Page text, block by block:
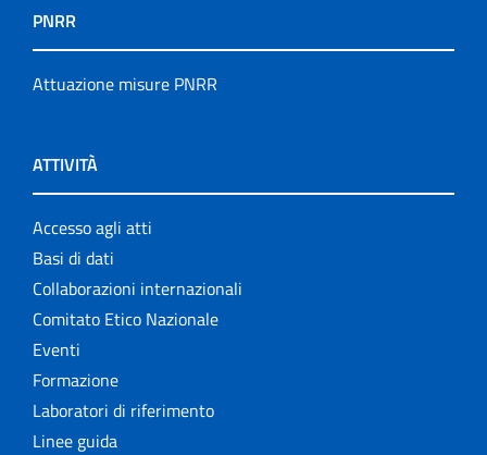
PNRR
Attuazione misure PNRR
ATTIVITÀ
Accesso agli atti
Basi di dati
Collaborazioni internazionali
Comitato Etico Nazionale
Eventi
Formazione
Laboratori di riferimento
Linee guida